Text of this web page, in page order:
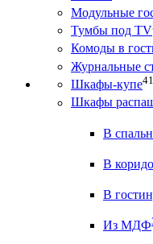
Модульные
Тумбы под ТV
Комоды в
Журнальные
Шкафы-купе41
Шкафы
В
В
В
Из МДФ